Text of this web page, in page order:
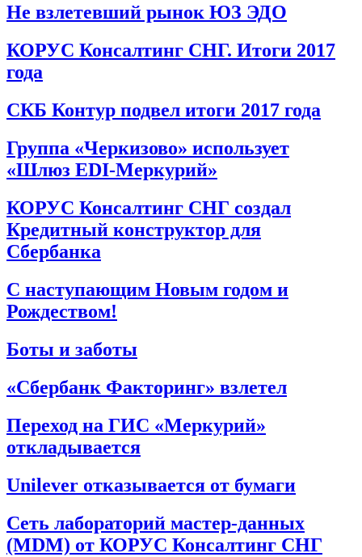
Не взлетевший рынок ЮЗ ЭДО
КОРУС Консалтинг СНГ. Итоги 2017
года
СКБ Контур подвел итоги 2017 года
Группа «Черкизово» использует
«Шлюз EDI-Меркурий»
КОРУС Консалтинг СНГ создал
Кредитный конструктор для
Сбербанка
С наступающим Новым годом и
Рождеством!
Боты и заботы
«Сбербанк Факторинг» взлетел
Переход на ГИС «Меркурий»
откладывается
Unilever отказывается от бумаги
Сеть лабораторий мастер-данных
(MDM) от КОРУС Консалтинг СНГ